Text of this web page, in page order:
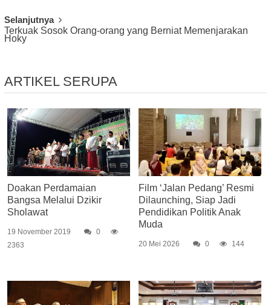
Selanjutnya
Terkuak Sosok Orang-orang yang Berniat Memenjarakan
Hoky
ARTIKEL SERUPA
Doakan Perdamaian
Bangsa Melalui Dzikir
Sholawat
19 November 2019
0
2363
Film ‘Jalan Pedang’ Resmi
Dilaunching, Siap Jadi
Pendidikan Politik Anak
Muda
20 Mei 2026 0 144